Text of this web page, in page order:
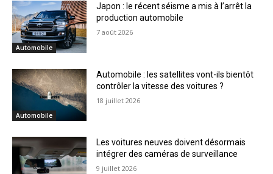
Automobile
Japon : le récent séisme a mis à l’arrêt la
production automobile
7 août 2026
Automobile
Automobile : les satellites vont-ils bientôt
contrôler la vitesse des voitures ?
18 juillet 2026
Les voitures neuves doivent désormais
intégrer des caméras de surveillance
9 juillet 2026